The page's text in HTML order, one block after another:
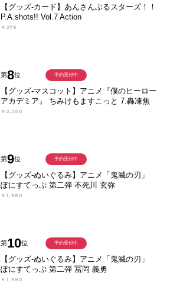
【グッズ-カード】あんさんぶるスターズ！！
P.A.shots!! Vol.7 Action
￥275
第8位
【グッズ-マスコット】アニメ『僕のヒーロー
アカデミア』 ちみけもますこっと 7.轟凍焦
￥2,200
予約受付中
第9位
【グッズ-ぬいぐるみ】アニメ「鬼滅の刃」
ぽにすてっぷ 第二弾 不死川 玄弥
￥1,980
予約受付中
第10位
【グッズ-ぬいぐるみ】アニメ「鬼滅の刃」
ぽにすてっぷ 第二弾 冨岡 義勇
￥1,980
予約受付中